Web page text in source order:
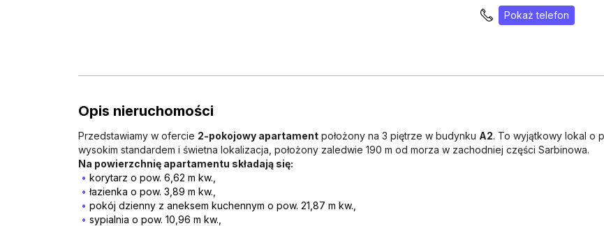
Pokaż telefon
Opis nieruchomości
Przedstawiamy w ofercie 2-pokojowy apartament położony na 3 piętrze w budynku A2. To wyjątkowy lokal o
wysokim standardem i świetna lokalizacja, położony zaledwie 190 m od morza w zachodniej części Sarbinowa.
Na powierzchnię apartamentu składają się:
korytarz o pow. 6,62 m kw.,
łazienka o pow. 3,89 m kw.,
pokój dzienny z aneksem kuchennym o pow. 21,87 m kw.,
sypialnia o pow. 10,96 m kw.,